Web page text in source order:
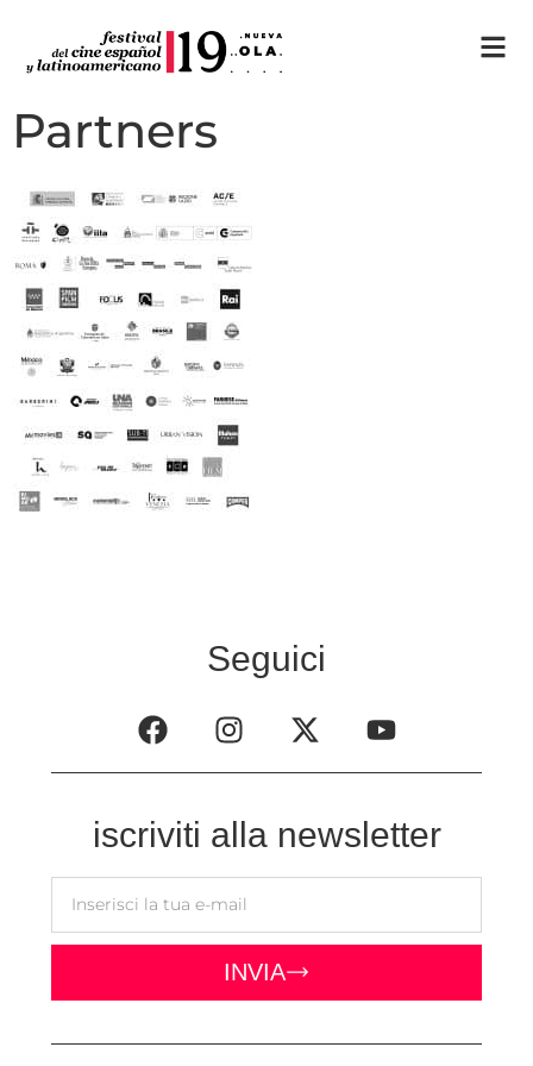
Partners
Seguici
iscriviti alla newsletter
INVIA